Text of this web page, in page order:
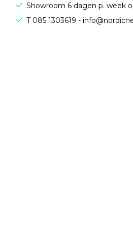
Showroom 6 dagen p. week
T 085 1303619 -